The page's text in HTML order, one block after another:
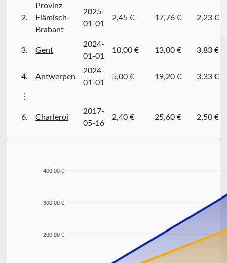
2.
Provinz
Flämisch-
Brabant
2025-
01-01
2,45 € 17,76 € 2,23 €
3. Gent
2024-
01-01
10,00 € 13,00 € 3,83 €
4. Antwerpen
2024-
01-01
5,00 € 19,20 € 3,33 €
⋮
6. Charleroi
2017-
05-16
2,40 € 25,60 € 2,50 €
400,00 €
300,00 €
200,00 €